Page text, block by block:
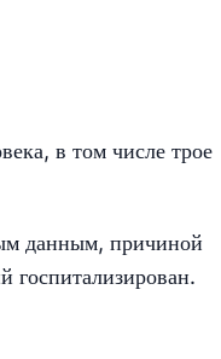
в том числе трое
данным, причиной
госпитализирован.